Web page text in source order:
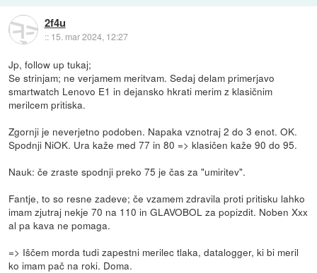
2f4u
:: 15. mar 2024, 12:27
Jp, follow up tukaj;
Se strinjam; ne verjamem meritvam. Sedaj delam primerjavo
smartwatch Lenovo E1 in dejansko hkrati merim z klasičnim
merilcem pritiska.
Zgornji je neverjetno podoben. Napaka vznotraj 2 do 3 enot. OK.
Spodnji NiOK. Ura kaže med 77 in 80 => klasičen kaže 90 do 95.
Nauk: če zraste spodnji preko 75 je čas za "umiritev".
Fantje, to so resne zadeve; če vzamem zdravila proti pritisku lahko
imam zjutraj nekje 70 na 110 in GLAVOBOL za popizdit. Noben Xxx
al pa kava ne pomaga.
=> Iščem morda tudi zapestni merilec tlaka, datalogger, ki bi meril
ko imam pač na roki. Doma.